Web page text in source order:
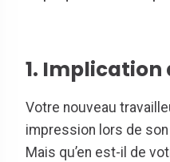
1. Implication
Votre nouveau
impression lors de
Mais qu’en est-il de